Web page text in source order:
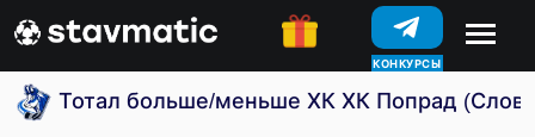
КОНКУРСЫ
Тотал больше/меньше ХК ХК Попрад